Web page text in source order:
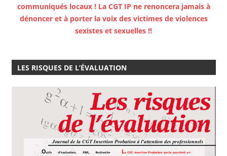
communiqués locaux ! La CGT IP ne renoncera jamais à
dénoncer et à porter la voix des victimes de violences
sexistes et sexuelles !!
LES RISQUES DE L’ÉVALUATION